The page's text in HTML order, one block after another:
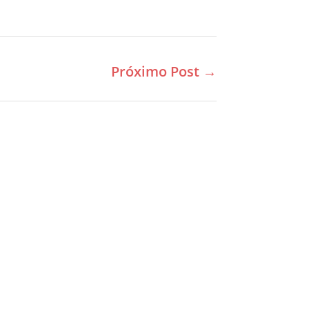
Próximo Post→